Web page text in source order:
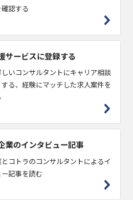
認する
サービスに登録する
いコンサルタントにキャリア相談
する、経験にマッチした求人案件を
業のインタビュー記事
コトラのコンサルタントによるイ
記事を読む